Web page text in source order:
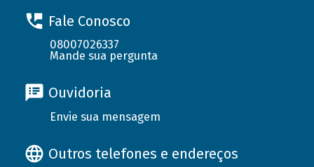
Fale Conosco
08007026337
Mande sua pergunta
Ouvidoria
Envie sua mensagem
Outros telefones e endereços